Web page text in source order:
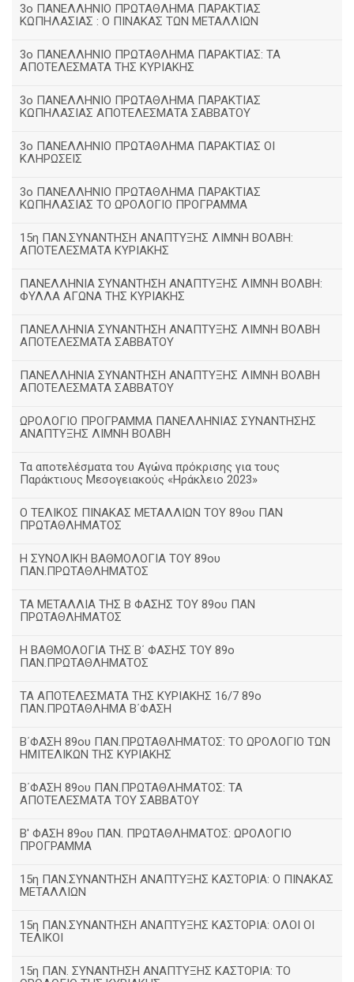
3ο ΠΑΝΕΛΛΗΝΙΟ ΠΡΩΤΑΘΛΗΜΑ ΠΑΡΑΚΤΙΑΣ
ΚΩΠΗΛΑΣΙΑΣ : Ο ΠΙΝΑΚΑΣ ΤΩΝ ΜΕΤΑΛΛΙΩΝ
3o ΠΑΝΕΛΛΗΝΙΟ ΠΡΩΤΑΘΛΗΜΑ ΠΑΡΑΚΤΙΑΣ: ΤΑ
ΑΠΟΤΕΛΕΣΜΑΤΑ ΤΗΣ ΚΥΡΙΑΚΗΣ
3ο ΠΑΝΕΛΛΗΝΙΟ ΠΡΩΤΑΘΛΗΜΑ ΠΑΡΑΚΤΙΑΣ
ΚΩΠΗΛΑΣΙΑΣ ΑΠΟΤΕΛΕΣΜΑΤΑ ΣΑΒΒΑΤΟΥ
3ο ΠΑΝΕΛΛΗΝΙΟ ΠΡΩΤΑΘΛΗΜΑ ΠΑΡΑΚΤΙΑΣ ΟΙ
ΚΛΗΡΩΣΕΙΣ
3ο ΠΑΝΕΛΛΗΝΙΟ ΠΡΩΤΑΘΛΗΜΑ ΠΑΡΑΚΤΙΑΣ
ΚΩΠΗΛΑΣΙΑΣ ΤΟ ΩΡΟΛΟΓΙΟ ΠΡΟΓΡΑΜΜΑ
15η ΠΑΝ.ΣΥΝΑΝΤΗΣΗ ΑΝΑΠΤΥΞΗΣ ΛΙΜΝΗ ΒΟΛΒΗ:
ΑΠΟΤΕΛΕΣΜΑΤΑ ΚΥΡΙΑΚΗΣ
ΠΑΝΕΛΛΗΝΙΑ ΣΥΝΑΝΤΗΣΗ ΑΝΑΠΤΥΞΗΣ ΛΙΜΝΗ ΒΟΛΒΗ:
ΦΥΛΛΑ ΑΓΩΝΑ ΤΗΣ ΚΥΡΙΑΚΗΣ
ΠΑΝΕΛΛΗΝΙΑ ΣΥΝΑΝΤΗΣΗ ΑΝΑΠΤΥΞΗΣ ΛΙΜΝΗ ΒΟΛΒΗ
ΑΠΟΤΕΛΕΣΜΑΤΑ ΣΑΒΒΑΤΟΥ
ΠΑΝΕΛΛΗΝΙΑ ΣΥΝΑΝΤΗΣΗ ΑΝΑΠΤΥΞΗΣ ΛΙΜΝΗ ΒΟΛΒΗ
ΑΠΟΤΕΛΕΣΜΑΤΑ ΣΑΒΒΑΤΟΥ
ΩΡΟΛΟΓΙΟ ΠΡΟΓΡΑΜΜΑ ΠΑΝΕΛΛΗΝΙΑΣ ΣΥΝΑΝΤΗΣΗΣ
ΑΝΑΠΤΥΞΗΣ ΛΙΜΝΗ ΒΟΛΒΗ
Τα αποτελέσματα του Αγώνα πρόκρισης για τους
Παράκτιους Μεσογειακούς «Ηράκλειο 2023»
Ο ΤΕΛΙΚΟΣ ΠΙΝΑΚΑΣ ΜΕΤΑΛΛΙΩΝ ΤΟΥ 89ου ΠΑΝ
ΠΡΩΤΑΘΛΗΜΑΤΟΣ
Η ΣΥΝΟΛΙΚΗ ΒΑΘΜΟΛΟΓΙΑ ΤΟΥ 89ου
ΠΑΝ.ΠΡΩΤΑΘΛΗΜΑΤΟΣ
ΤΑ ΜΕΤΑΛΛΙΑ ΤΗΣ Β ΦΑΣΗΣ ΤΟΥ 89ου ΠΑΝ
ΠΡΩΤΑΘΛΗΜΑΤΟΣ
H ΒΑΘΜΟΛΟΓΙΑ ΤΗΣ Β΄ ΦΑΣΗΣ ΤΟΥ 89ο
ΠΑΝ.ΠΡΩΤΑΘΛΗΜΑΤΟΣ
ΤΑ ΑΠΟΤΕΛΕΣΜΑΤΑ ΤΗΣ ΚΥΡΙΑΚΗΣ 16/7 89ο
ΠΑΝ.ΠΡΩΤΑΘΛΗΜΑ Β΄ΦΑΣΗ
Β΄ΦΑΣΗ 89ου ΠΑΝ.ΠΡΩΤΑΘΛΗΜΑΤΟΣ: ΤΟ ΩΡΟΛΟΓΙΟ ΤΩΝ
ΗΜΙΤΕΛΙΚΩΝ ΤΗΣ ΚΥΡΙΑΚΗΣ
Β΄ΦΑΣΗ 89ου ΠΑΝ.ΠΡΩΤΑΘΛΗΜΑΤΟΣ: ΤΑ
ΑΠΟΤΕΛΕΣΜΑΤΑ ΤΟΥ ΣΑΒΒΑΤΟΥ
Β' ΦΑΣΗ 89ου ΠΑΝ. ΠΡΩΤΑΘΛΗΜΑΤΟΣ: ΩΡΟΛΟΓΙΟ
ΠΡΟΓΡΑΜΜΑ
15η ΠΑΝ.ΣΥΝΑΝΤΗΣΗ ΑΝΑΠΤΥΞΗΣ ΚΑΣΤΟΡΙΑ: Ο ΠΙΝΑΚΑΣ
ΜΕΤΑΛΛΙΩΝ
15η ΠΑΝ.ΣΥΝΑΝΤΗΣΗ ΑΝΑΠΤΥΞΗΣ ΚΑΣΤΟΡΙΑ: ΟΛΟΙ ΟΙ
ΤΕΛΙΚΟΙ
15η ΠΑΝ. ΣΥΝΑΝΤΗΣΗ ΑΝΑΠΤΥΞΗΣ ΚΑΣΤΟΡΙΑ: ΤΟ